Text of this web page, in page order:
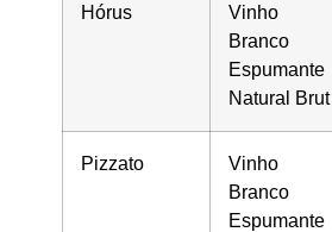
Hórus
Vinho
Branco
Espumante
Natural Brut
Pizzato
Vinho
Branco
Espumante